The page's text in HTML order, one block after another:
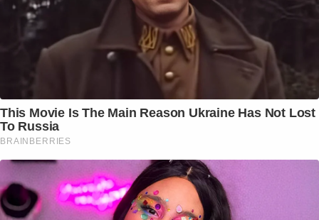
This Movie Is The Main Reason Ukraine Has Not Lost
To Russia
BRAINBERRIES